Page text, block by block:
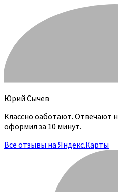
Юрий Сычев
Классно оаботают. Отвечают
оформил за 10 минут.
Все отзывы на Яндекс.Карты